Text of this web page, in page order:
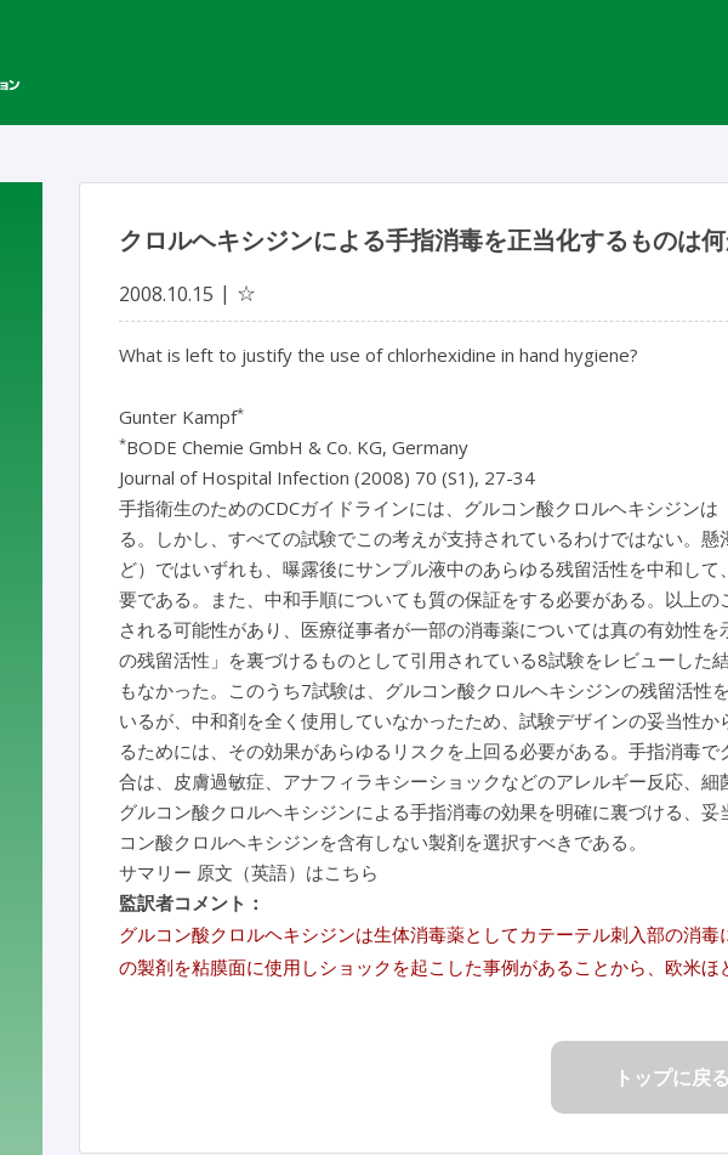
クロルヘキシジンによる手指消毒を正当化するものは
2008.10.15 ☆
What is left to justify the use of chlorhexidine in hand hygiene?
Gunter Kampf*
*BODE Chemie GmbH & Co. KG, Germany
Journal of Hospital Infection (2008) 70 (S1), 27-34
手指衛生のためのCDCガイドラインには、グルコン酸クロルヘキシジン
る。しかし、すべての試験でこの考えが支持されているわけではない。
ど）ではいずれも、曝露後にサンプル液中のあらゆる残留活性を中和し
要である。また、中和手順についても質の保証をする必要がある。以上
される可能性があり、医療従事者が一部の消毒薬については真の有効性
の残留活性」を裏づけるものとして引用されている8試験をレビューした
もなかった。このうち7試験は、グルコン酸クロルヘキシジンの残留活
いるが、中和剤を全く使用していなかったため、試験デザインの妥当性
るためには、その効果があらゆるリスクを上回る必要がある。手指消毒
合は、皮膚過敏症、アナフィラキシーショックなどのアレルギー反応、
グルコン酸クロルヘキシジンによる手指消毒の効果を明確に裏づける、
コン酸クロルヘキシジンを含有しない製剤を選択すべきである。
サマリー 原文（英語）はこちら
監訳者コメント：
グルコン酸クロルヘキシジンは生体消毒薬としてカテーテル刺入部の消
の製剤を粘膜面に使用しショックを起こした事例があることから、欧米ほ
トップに戻る